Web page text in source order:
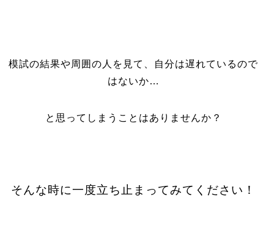
模試の結果や周囲の人を見て、自分は遅れているので
はないか…
と思ってしまうことはありませんか？
そんな時に一度立ち止まってみてください！